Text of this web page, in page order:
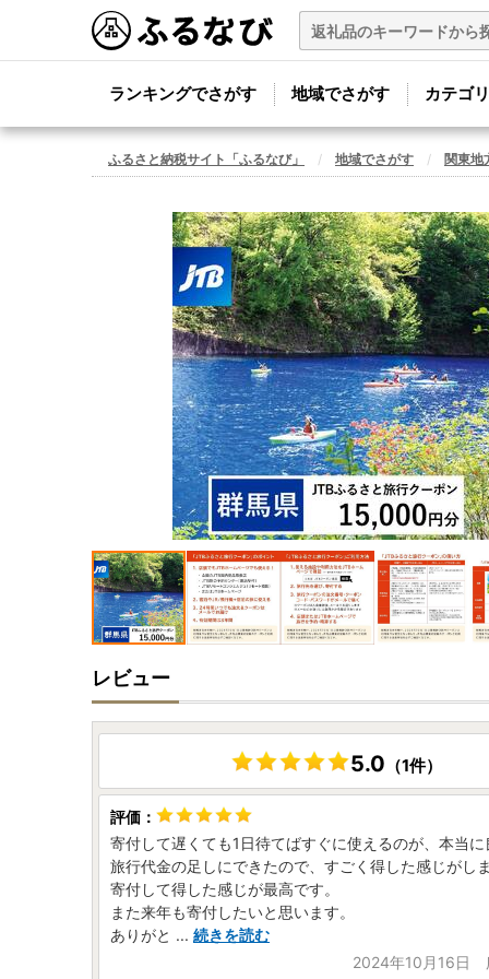
ランキングでさがす 地域でさがす カテゴ
ふるさと納税サイト「ふるなび」 地域でさがす 関東地
レビュー
5.0 （1件）
寄付して遅くても1日待てばすぐに使えるのが、本当に
旅行代金の足しにできたので、すごく得した感じがしま
寄付して得した感じが最高です。
また来年も寄付したいと思います。
ありがと ... 続きを読む
2024年10月16日